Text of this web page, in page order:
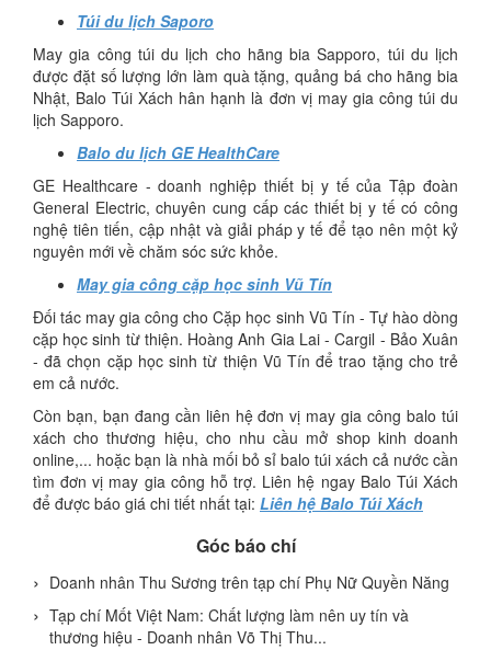
Túi du lịch Saporo
May gia công túi du lịch cho hãng bia Sapporo, túi du lịch
được đặt số lượng lớn làm quà tặng, quảng bá cho hãng bia
Nhật, Balo Túi Xách hân hạnh là đơn vị may gia công túi du
lịch Sapporo.
Balo du lịch GE HealthCare
GE Healthcare - doanh nghiệp thiết bị y tế của Tập đoàn
General Electric, chuyên cung cấp các thiết bị y tế có công
nghệ tiên tiến, cập nhật và giải pháp y tế để tạo nên một kỷ
nguyên mới về chăm sóc sức khỏe.
May gia công cặp học sinh Vũ Tín
Đối tác may gia công cho Cặp học sinh Vũ Tín - Tự hào dòng
cặp học sinh từ thiện. Hoàng Anh Gia Lai - Cargil - Bảo Xuân
- đã chọn cặp học sinh từ thiện Vũ Tín để trao tặng cho trẻ
em cả nước.
Còn bạn, bạn đang cần liên hệ đơn vị may gia công balo túi
xách cho thương hiệu, cho nhu cầu mở shop kinh doanh
online,... hoặc bạn là nhà mối bỏ sỉ balo túi xách cả nước cần
tìm đơn vị may gia công hỗ trợ. Liên hệ ngay Balo Túi Xách
để được báo giá chi tiết nhất tại: Liên hệ Balo Túi Xách
Góc báo chí
Doanh nhân Thu Sương trên tạp chí Phụ Nữ Quyền Năng
Tạp chí Mốt Việt Nam: Chất lượng làm nên uy tín và
thương hiệu - Doanh nhân Võ Thị Thu...